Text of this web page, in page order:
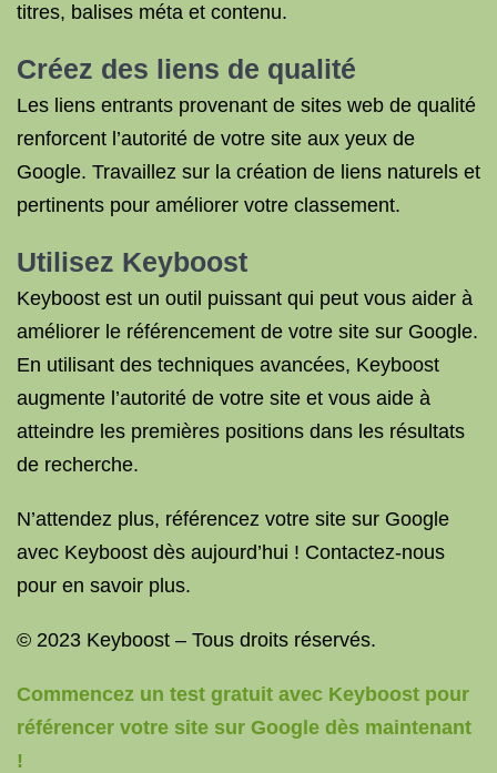
titres, balises méta et contenu.
Créez des liens de qualité
Les liens entrants provenant de sites web de qualité
renforcent l’autorité de votre site aux yeux de
Google. Travaillez sur la création de liens naturels et
pertinents pour améliorer votre classement.
Utilisez Keyboost
Keyboost est un outil puissant qui peut vous aider à
améliorer le référencement de votre site sur Google.
En utilisant des techniques avancées, Keyboost
augmente l’autorité de votre site et vous aide à
atteindre les premières positions dans les résultats
de recherche.
N’attendez plus, référencez votre site sur Google
avec Keyboost dès aujourd’hui ! Contactez-nous
pour en savoir plus.
© 2023 Keyboost – Tous droits réservés.
Commencez un test gratuit avec Keyboost pour
référencer votre site sur Google dès maintenant
!